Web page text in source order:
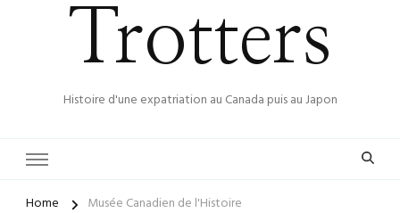
Trotters
Histoire d'une expatriation au Canada puis au Japon
Home Musée Canadien de l'Histoire